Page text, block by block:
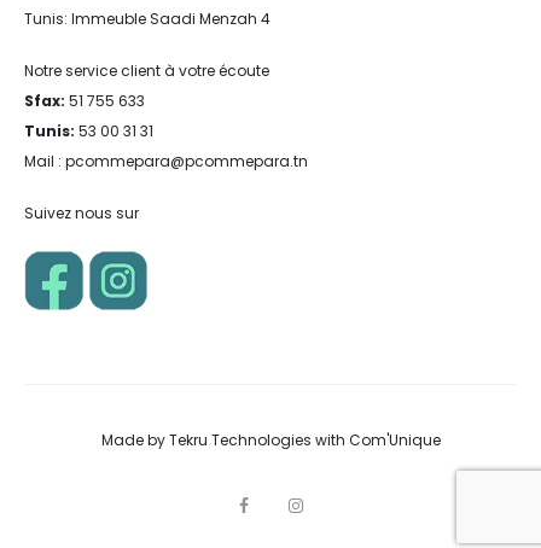
Tunis: Immeuble Saadi Menzah 4
Notre service client à votre écoute
Sfax: 51 755 633
Tunis: 53 00 31 31
Mail : pcommepara@pcommepara.tn
Suivez nous sur
Made byTekru Technologies with Com'Unique
F
I